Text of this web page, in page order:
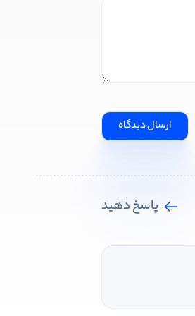
پاسخ دهید